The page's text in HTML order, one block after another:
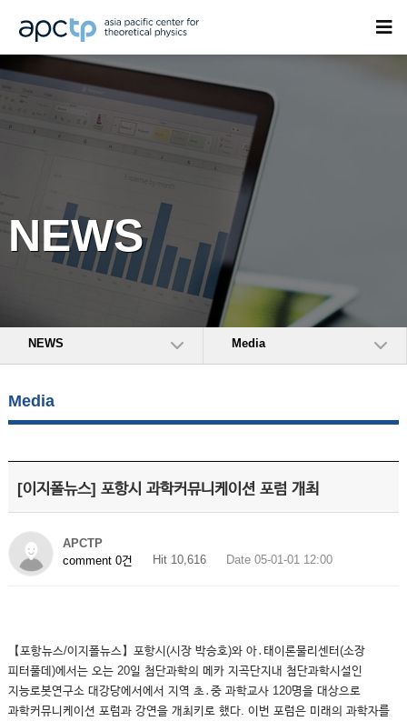
NEWS
NEWS Media
Media
[이지폴뉴스] 포항시 과학커뮤니케이션 포럼 개최
APCTP
comment 0건
Hit 10,616 Date 05-01-01 12:00
【포항뉴스/이지폴뉴스】포항시(시장 박승호)와 아․태이론물리센터(소장
피터풀데)에서는 오는 20일 첨단과학의 메카 지곡단지내 첨단과학시설인
지능로봇연구소 대강당에서에서 지역 초․중 과학교사 120명을 대상으로
과학커뮤니케이션 포럼과 강연을 개최키로 했다. 이번 포럼은 미래의 과학자를